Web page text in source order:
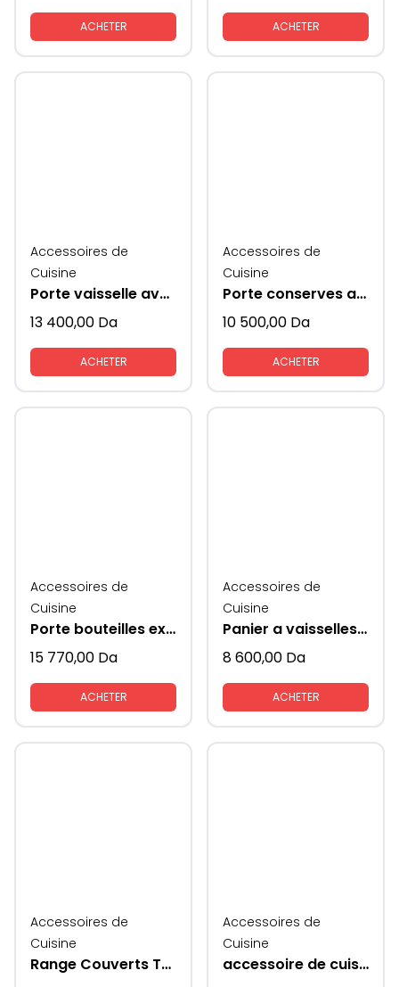
ACHETER ACHETER
Accessoires de
Cuisine
Porte vaisselle avec coté en verre
13 400,00 Da
ACHETER
Accessoires de
Cuisine
Porte conserves avec coté en verre
10 500,00 Da
ACHETER
Accessoires de
Cuisine
Porte bouteilles extractible
15 770,00 Da
ACHETER
Accessoires de
Cuisine
Panier a vaisselles extractible
8 600,00 Da
ACHETER
Accessoires de
Cuisine
Range Couverts Traybond MESAN
Accessoires de
Cuisine
accessoire de cuisine Rabatablle ( ascenseur) avec coté en verre KAV